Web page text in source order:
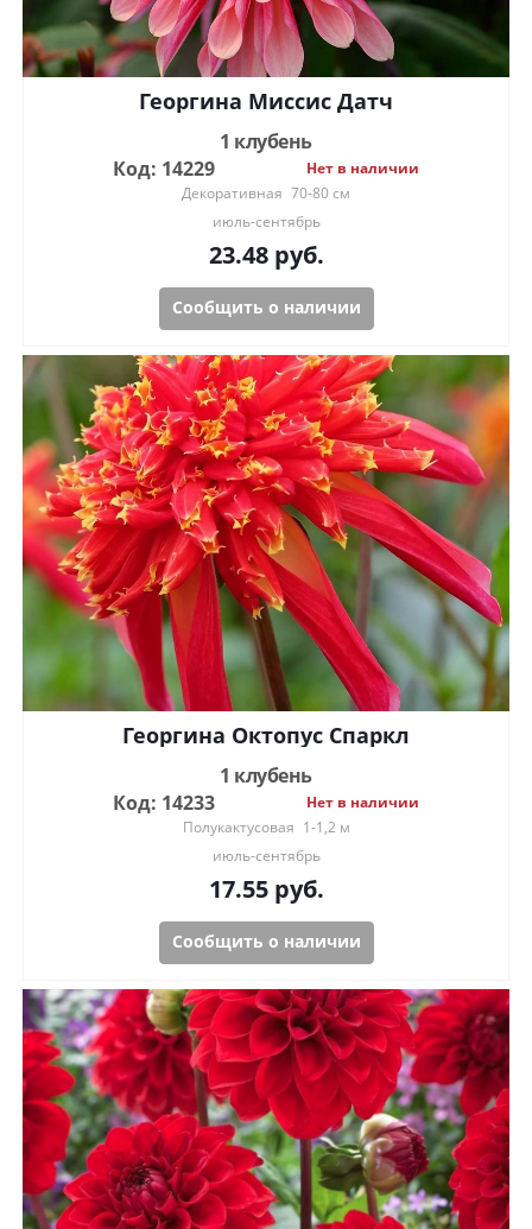
Георгина Миссис Датч
1 клубень
Код: 14229
Нет в наличии
Декоративная 70-80 см
июль-сентябрь
23.48руб.
Сообщить о наличии
Георгина Октопус Спаркл
1 клубень
Код: 14233
Нет в наличии
Полукактусовая 1-1,2 м
июль-сентябрь
17.55руб.
Сообщить о наличии